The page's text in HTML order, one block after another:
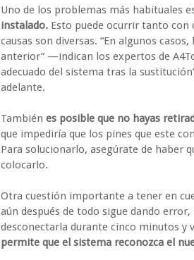
Uno de los problemas más habituales
instalado. Esto puede ocurrir tanto
causas son diversas. “En algunos
anterior” —indican los expertos de
adecuado del sistema tras la
adelante.
También es posible que no hayas
que impediría que los pines que este
Para solucionarlo, asegúrate de haber
colocarlo.
Otra cuestión importante a tener en
aún después de todo sigue dando
desconectarla durante cinco minutos y
permite que el sistema reconozca el